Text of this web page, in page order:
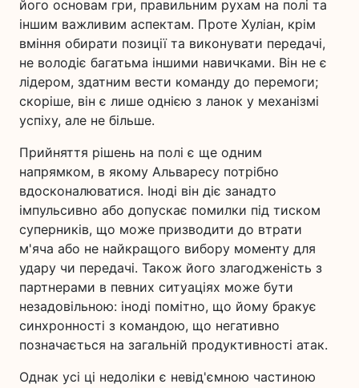
його основам гри, правильним рухам на полі та
іншим важливим аспектам. Проте Хуліан, крім
вміння обирати позиції та виконувати передачі,
не володіє багатьма іншими навичками. Він не є
лідером, здатним вести команду до перемоги;
скоріше, він є лише однією з ланок у механізмі
успіху, але не більше.
Прийняття рішень на полі є ще одним
напрямком, в якому Альваресу потрібно
вдосконалюватися. Іноді він діє занадто
імпульсивно або допускає помилки під тиском
суперників, що може призводити до втрати
м'яча або не найкращого вибору моменту для
удару чи передачі. Також його злагодженість з
партнерами в певних ситуаціях може бути
незадовільною: іноді помітно, що йому бракує
синхронності з командою, що негативно
позначається на загальній продуктивності атак.
Однак усі ці недоліки є невід'ємною частиною